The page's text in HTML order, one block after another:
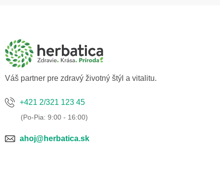
Váš partner pre zdravý životný štýl a vitalitu.
+421 2/321 123 45
ahoj@herbatica.sk